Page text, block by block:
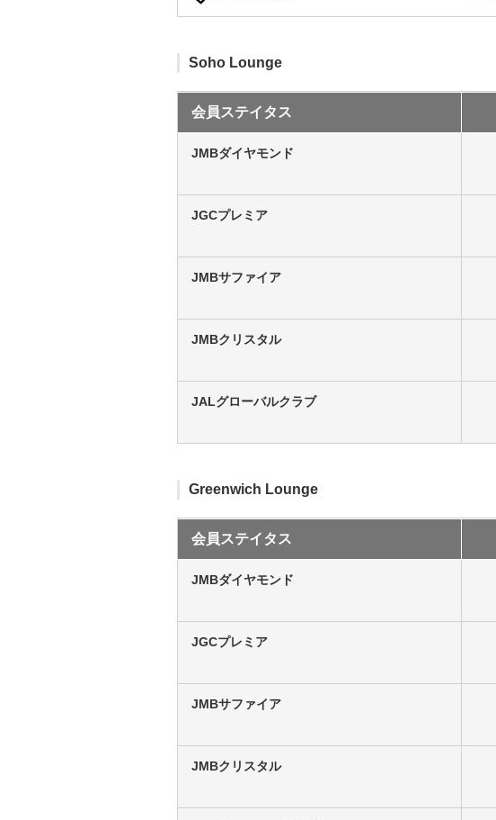
Soho Lounge
会員ステイタス
JMBダイヤモンド
JGCプレミア
JMBサファイア
JMBクリスタル
JALグローバルクラブ
Greenwich Lounge
会員ステイタス
JMBダイヤモンド
JGCプレミア
JMBサファイア
JMBクリスタル